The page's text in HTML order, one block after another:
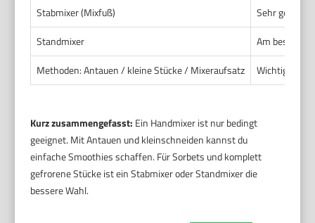
Stabmixer (Mixfuß)
Sehr
Standmixer
Am besten
Methoden: Antauen / kleine Stücke / Mixeraufsatz
Wichtig für
Kurz zusammengefasst: Ein Handmixer ist nur bedingt
geeignet. Mit Antauen und kleinschneiden kannst du
einfache Smoothies schaffen. Für Sorbets und komplett
gefrorene Stücke ist ein Stabmixer oder Standmixer die
bessere Wahl.